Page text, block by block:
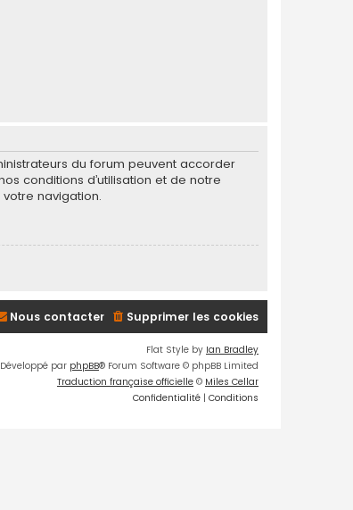
du forum peuvent accorder
conditions d’utilisation et de notre
navigation.
Supprimer les cookies
Nous contacter
Flat Style by Ian Bradley
Développé par phpBB® Forum Software © phpBB Limited
Traduction française officielle © Miles Cellar
Confidentialité | Conditions